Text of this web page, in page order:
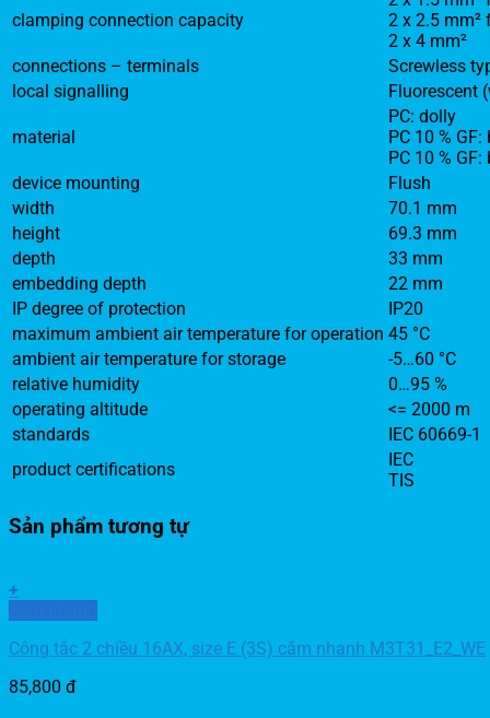
clamping connection capacity
2 x 2.5 mm²
2 x 4 mm²
connections – terminals
Screwless
local signalling
Fluorescent
material
PC: dolly
PC 10 % GF:
PC 10 %
device mounting
Flush
width
70.1 mm
height
69.3 mm
depth
33 mm
embedding depth
22 mm
IP degree of protection
IP20
maximum ambient air temperature for operation 45 °C
ambient air temperature for storage
-5…60 °C
relative humidity
0…95 %
operating altitude
<= 2000 m
standards
IEC 60669-1
product certifications
IEC
TIS
Sản phẩm tương tự
+
Công tắc 2 chiều 16AX, size E (3S) cắm nhanh M3T31_E2_WE
85,800 đ